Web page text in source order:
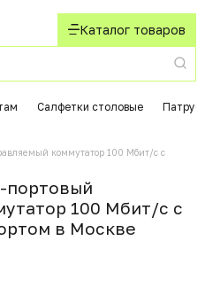
Каталог товаров
Салфетки столовые
коммутатор 100 Мбит/с с
портовый
100 Мбит/с с
в Москвe